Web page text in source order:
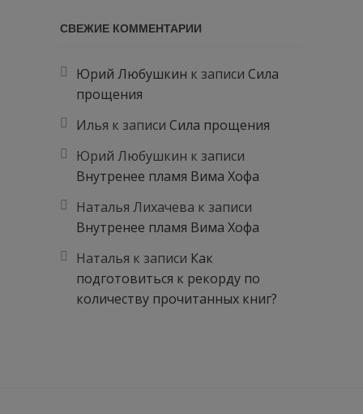
СВЕЖИЕ КОММЕНТАРИИ
Юрий Любушкин к записи Сила
прощения
Илья к записи Сила прощения
Юрий Любушкин к записи
Внутренее пламя Вима Хофа
Наталья Лихачева к записи
Внутренее пламя Вима Хофа
Наталья к записи Как
подготовиться к рекорду по
количеству прочитанных книг?